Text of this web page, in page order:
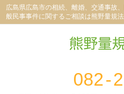
広島県広島市の相続、離婚、交通事故
般民事事件に関するご相談は熊野量規
082-